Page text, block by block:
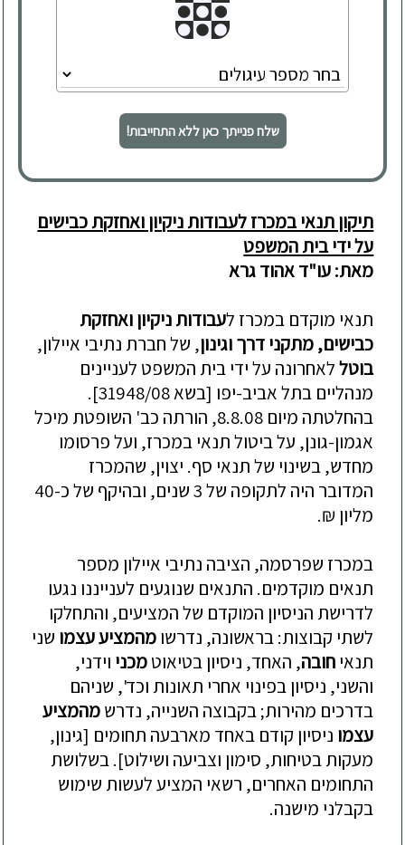
שלח פנייתך כאן ללא התחייבות!
תיקון תנאי במכרז לעבודות ניקיון ואחזקת כבישים
על ידי בית המשפט
מאת: עו"ד אהוד גרא
תנאי מוקדם במכרז לעבודות ניקיון ואחזקת
כבישים, מתקני דרך וגינון, של חברת נתיבי איילון,
בוטללאחרונה על ידי בית המשפט לעניינים
מנהליים בתל אביב-יפו [בשא 31948/08].
בהחלטתה מיום 8.8.08, הורתה כב' השופטת מיכל
אגמון-גונן, על ביטול תנאי במכרז, ועל פרסומו
מחדש, בשינוי של תנאי סף. יצוין, שהמכרז
המדובר היה לתקופה של 3 שנים, ובהיקף של כ-40
מליון ₪.
במכרז שפרסמה, הציבה נתיבי איילון מספר
תנאים מוקדמים. התנאים שנוגעים לענייננו נגעו
לדרישת הניסיון המוקדם של המציעים, והתחלקו
לשתי קבוצות: בראשונה, נדרשומהמציע עצמו שני
תנאיחובה, האחד, ניסיון בטיאוטמכני וידני,
והשני, ניסיון בפינוי אחרי תאונות וכד', שניהם
בדרכים מהירות; בקבוצה השנייה, נדרשמהמציע
עצמו ניסיון קודם באחד מארבעה תחומים [גינון,
מעקות בטיחות, סימון וצביעה ושילוט]. בשלושת
התחומים האחרים, רשאי המציע לעשות שימוש
בקבלני מישנה.